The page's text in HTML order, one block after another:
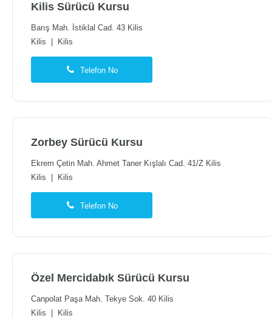
Kilis Sürücü Kursu
Barış Mah. İstiklal Cad. 43 Kilis
Kilis
Kilis
Telefon No
Zorbey Sürücü Kursu
Ekrem Çetin Mah. Ahmet Taner Kışlalı Cad. 41/Z Kilis
Kilis
Kilis
Telefon No
Özel Mercidabık Sürücü Kursu
Canpolat Paşa Mah. Tekye Sok. 40 Kilis
Kilis
Kilis